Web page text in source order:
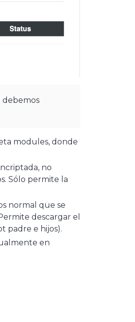
debemos
modules, donde
no
Sólo permite la
normal que se
descargar el
padre e hijos).
en